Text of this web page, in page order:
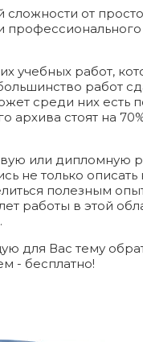
от
учебных работ,
работ
среди них есть
архива стоят на
или дипломную
не только
полезным
работы в этой
для Вас тему
- бесплатно!